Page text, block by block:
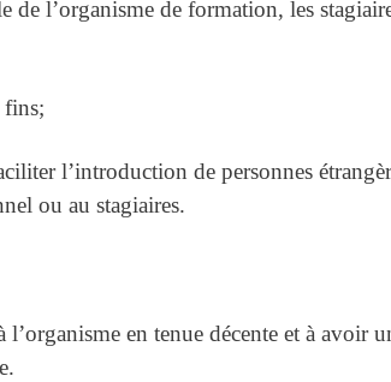
de l’organisme de formation, les
fins;
l’introduction de personnes
ou au stagiaires.
l’organisme en tenue décente et à avoir